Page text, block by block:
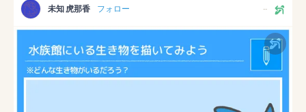
未知 虎那香 フォロー --